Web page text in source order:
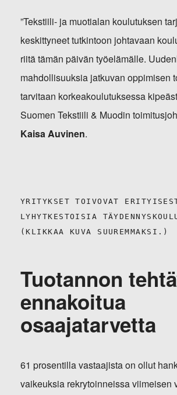
”Tekstiili- ja muotialan koulutuksen
keskittyneet tutkintoon johtavaan
riitä tämän päivän työelämälle.
mahdollisuuksia jatkuvan oppimisen
tarvitaan korkeakoulutuksessa
Suomen Tekstiili & Muodin
Kaisa Auvinen.
YRITYKSET TOIVOVAT
LYHYTKESTOISIA
(KLIKKAA KUVA SUUREMMAKSI.)
Tuotannon
ennakoitua
osaajatarvetta
61 prosentilla vastaajista on ollut
vaikeuksia rekrytoinneissa viimeisen